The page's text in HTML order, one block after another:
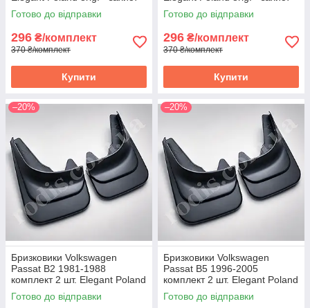
арок Тойота Авенсіс
Готово до відправки
296 ₴/комплект
370 ₴/комплект
Купити
арок Фольксваген Джетта 3
Готово до відправки
296 ₴/комплект
370 ₴/комплект
Купити
–20%
Бризковики Volkswagen
Passat B2 1981-1988
комплект 2 шт. Elegant Poland
orig. - захист арок Volkswagen
Пасат B2
Готово до відправки
–20%
Бризковики Volkswagen
Passat B5 1996-2005
комплект 2 шт. Elegant Poland
orig. - захист арок Volkswagen
Пасат B5
Готово до відправки